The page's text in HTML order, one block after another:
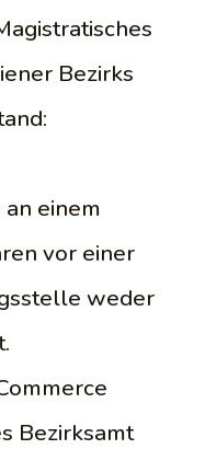
Bezirks
einem
vor einer
weder
Bezirksamt